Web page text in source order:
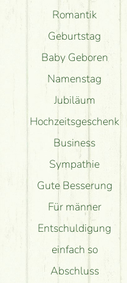
Romantik
Geburtstag
Baby Geboren
Namenstag
Jubiläum
Hochzeitsgeschenk
Business
Sympathie
Gute Besserung
Für männer
Entschuldigung
einfach so
Abschluss